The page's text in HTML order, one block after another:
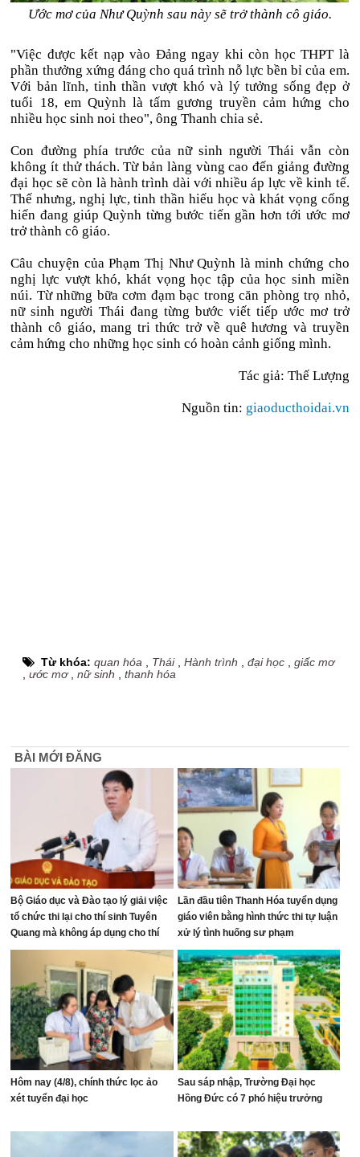
Ước mơ của Như Quỳnh sau này sẽ trở thành cô giáo.
"Việc được kết nạp vào Đảng ngay khi còn học THPT là
phần thưởng xứng đáng cho quá trình nỗ lực bền bỉ của em.
Với bản lĩnh, tinh thần vượt khó và lý tưởng sống đẹp ở
tuổi 18, em Quỳnh là tấm gương truyền cảm hứng cho
nhiều học sinh noi theo", ông Thanh chia sẻ.
Con đường phía trước của nữ sinh người Thái vẫn còn
không ít thử thách. Từ bản làng vùng cao đến giảng đường
đại học sẽ còn là hành trình dài với nhiều áp lực về kinh tế.
Thế nhưng, nghị lực, tinh thần hiếu học và khát vọng cống
hiến đang giúp Quỳnh từng bước tiến gần hơn tới ước mơ
trở thành cô giáo.
Câu chuyện của Phạm Thị Như Quỳnh là minh chứng cho
nghị lực vượt khó, khát vọng học tập của học sinh miền
núi. Từ những bữa cơm đạm bạc trong căn phòng trọ nhỏ,
nữ sinh người Thái đang từng bước viết tiếp ước mơ trở
thành cô giáo, mang tri thức trở về quê hương và truyền
cảm hứng cho những học sinh có hoàn cảnh giống mình.
Tác giả: Thế Lượng
Nguồn tin: giaoducthoidai.vn
Từ khóa:quan hóa Thái,Hành trình ,đại học ,giấc mơ
,ước mơ,nữ sinh ,thanh hóa
BÀI MỚI ĐĂNG
Bộ Giáo dục và Đào tạo lý giải việc
tổ chức thi lại cho thí sinh Tuyên
Quang mà không áp dụng cho thí
sinh Quảng Trị
Lần đầu tiên Thanh Hóa tuyển dụng
giáo viên bằng hình thức thi tự luận
xử lý tình huống sư phạm
Hôm nay (4/8), chính thức lọc ảo
xét tuyển đại học
Sau sáp nhập, Trường Đại học
Hồng Đức có 7 phó hiệu trưởng